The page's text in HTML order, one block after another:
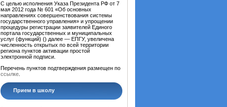
С целью исполнения Указа Президента РФ от 7
мая 2012 года № 601 «Об основных
направлениях совершенствования системы
государственного управления» и упрощении
процедуры регистрации заявителей Единого
портала государственных и муниципальных
услуг (функций) () далее — ЕПГУ, увеличена
численность открытых по всей территории
региона пунктов активации простой
электронной подписи.
Перечень пунктов подтверждения размещен по
ссылке
Прием в школу